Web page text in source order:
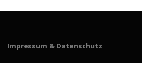
Impressum & Datenschutz